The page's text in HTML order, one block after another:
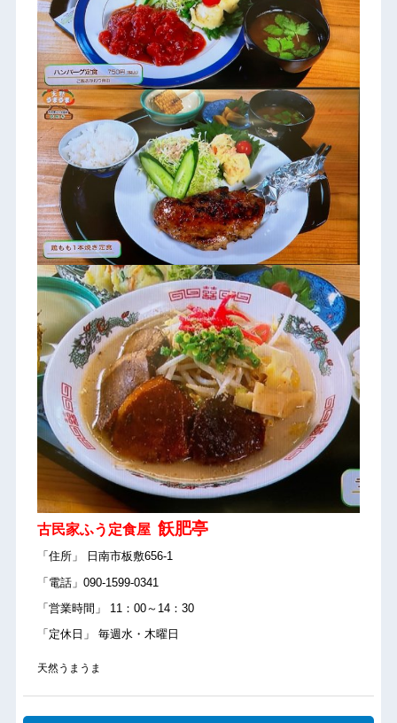
古民家ふう定食屋 飫肥亭
「住所」 日南市板敷656-1
「電話」090-1599-0341
「営業時間」 11：00～14：30
「定休日」 毎週水・木曜日
天然うまうま